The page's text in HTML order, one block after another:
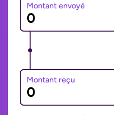
Montant envoyé
Montant reçu